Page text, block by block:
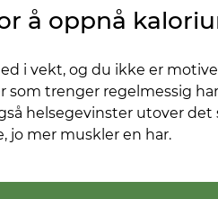
å oppnå
i vekt, og du ikke er
som trenger regelmessig
helsegevinster utover
jo mer muskler en har.